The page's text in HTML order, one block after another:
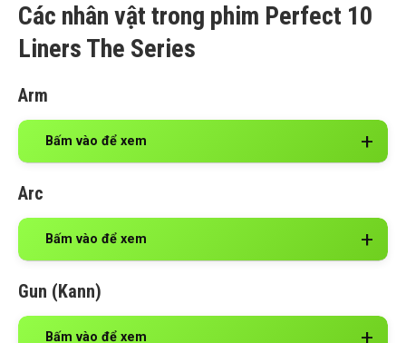
Các nhân vật trong phim Perfect 10
Liners The Series
Arm
Bấm vào để xem
Arc
Bấm vào để xem
Gun (Kann)
Bấm vào để xem